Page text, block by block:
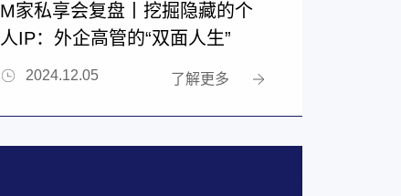
M家私享会复盘丨挖掘隐藏的个
人IP：外企高管的“双面人生”
2024.12.05 了解更多